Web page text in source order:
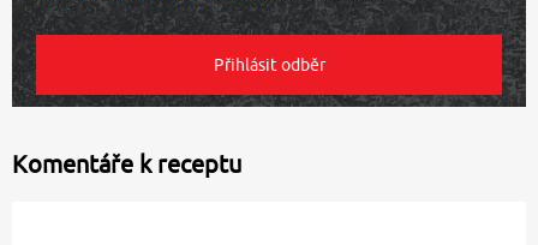
Komentáře k receptu